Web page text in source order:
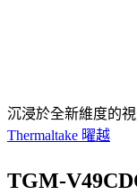
沉浸於全新維度的
Thermaltake 曜越
TGM-